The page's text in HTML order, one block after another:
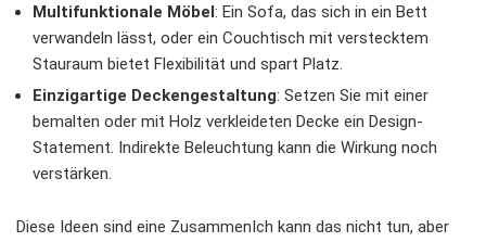
Multifunktionale Möbel: Ein Sofa, das sich in ein Bett
verwandeln lässt, oder ein Couchtisch mit verstecktem
Stauraum bietet Flexibilität und spart Platz.
Einzigartige Deckengestaltung: Setzen Sie mit einer
bemalten oder mit Holz verkleideten Decke ein Design-
Statement. Indirekte Beleuchtung kann die Wirkung noch
verstärken.
Diese Ideen sind eine ZusammenIch kann das nicht tun, aber